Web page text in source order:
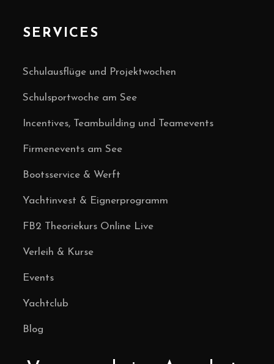
SERVICES
Schulausflüge und Projektwochen
Schulsportwoche am See
Incentives, Teambuilding und Teamevents
Firmenevents am See
Bootsservice & Werft
Yachtinvest & Eignerprogramm
FB2 Theoriekurs Online Live
Verleih & Kurse
Events
Yachtclub
Blog